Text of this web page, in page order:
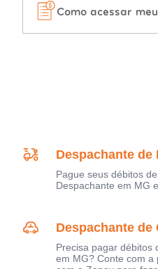
Como acessar
Despachante de
Pague seus débitos
Despachante em MG
Despachante de
Precisa pagar débitos
em MG? Conte com a